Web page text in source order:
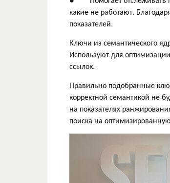
какие не работают.
показателей.
Ключи из семантического
Используют для
ссылок.
Правильно подобранные
корректной семантикой не
на показателях
поиска на